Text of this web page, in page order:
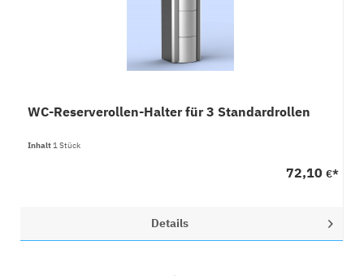
WC-Reserverollen-Halter für 3 Standardrollen
Inhalt1 Stück
72,10 €*
Details